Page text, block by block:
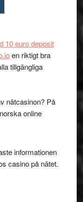
10 euro deposit
en riktigt bra
tillgängliga
nätcasinon? På
online
informationen
casino på nätet.